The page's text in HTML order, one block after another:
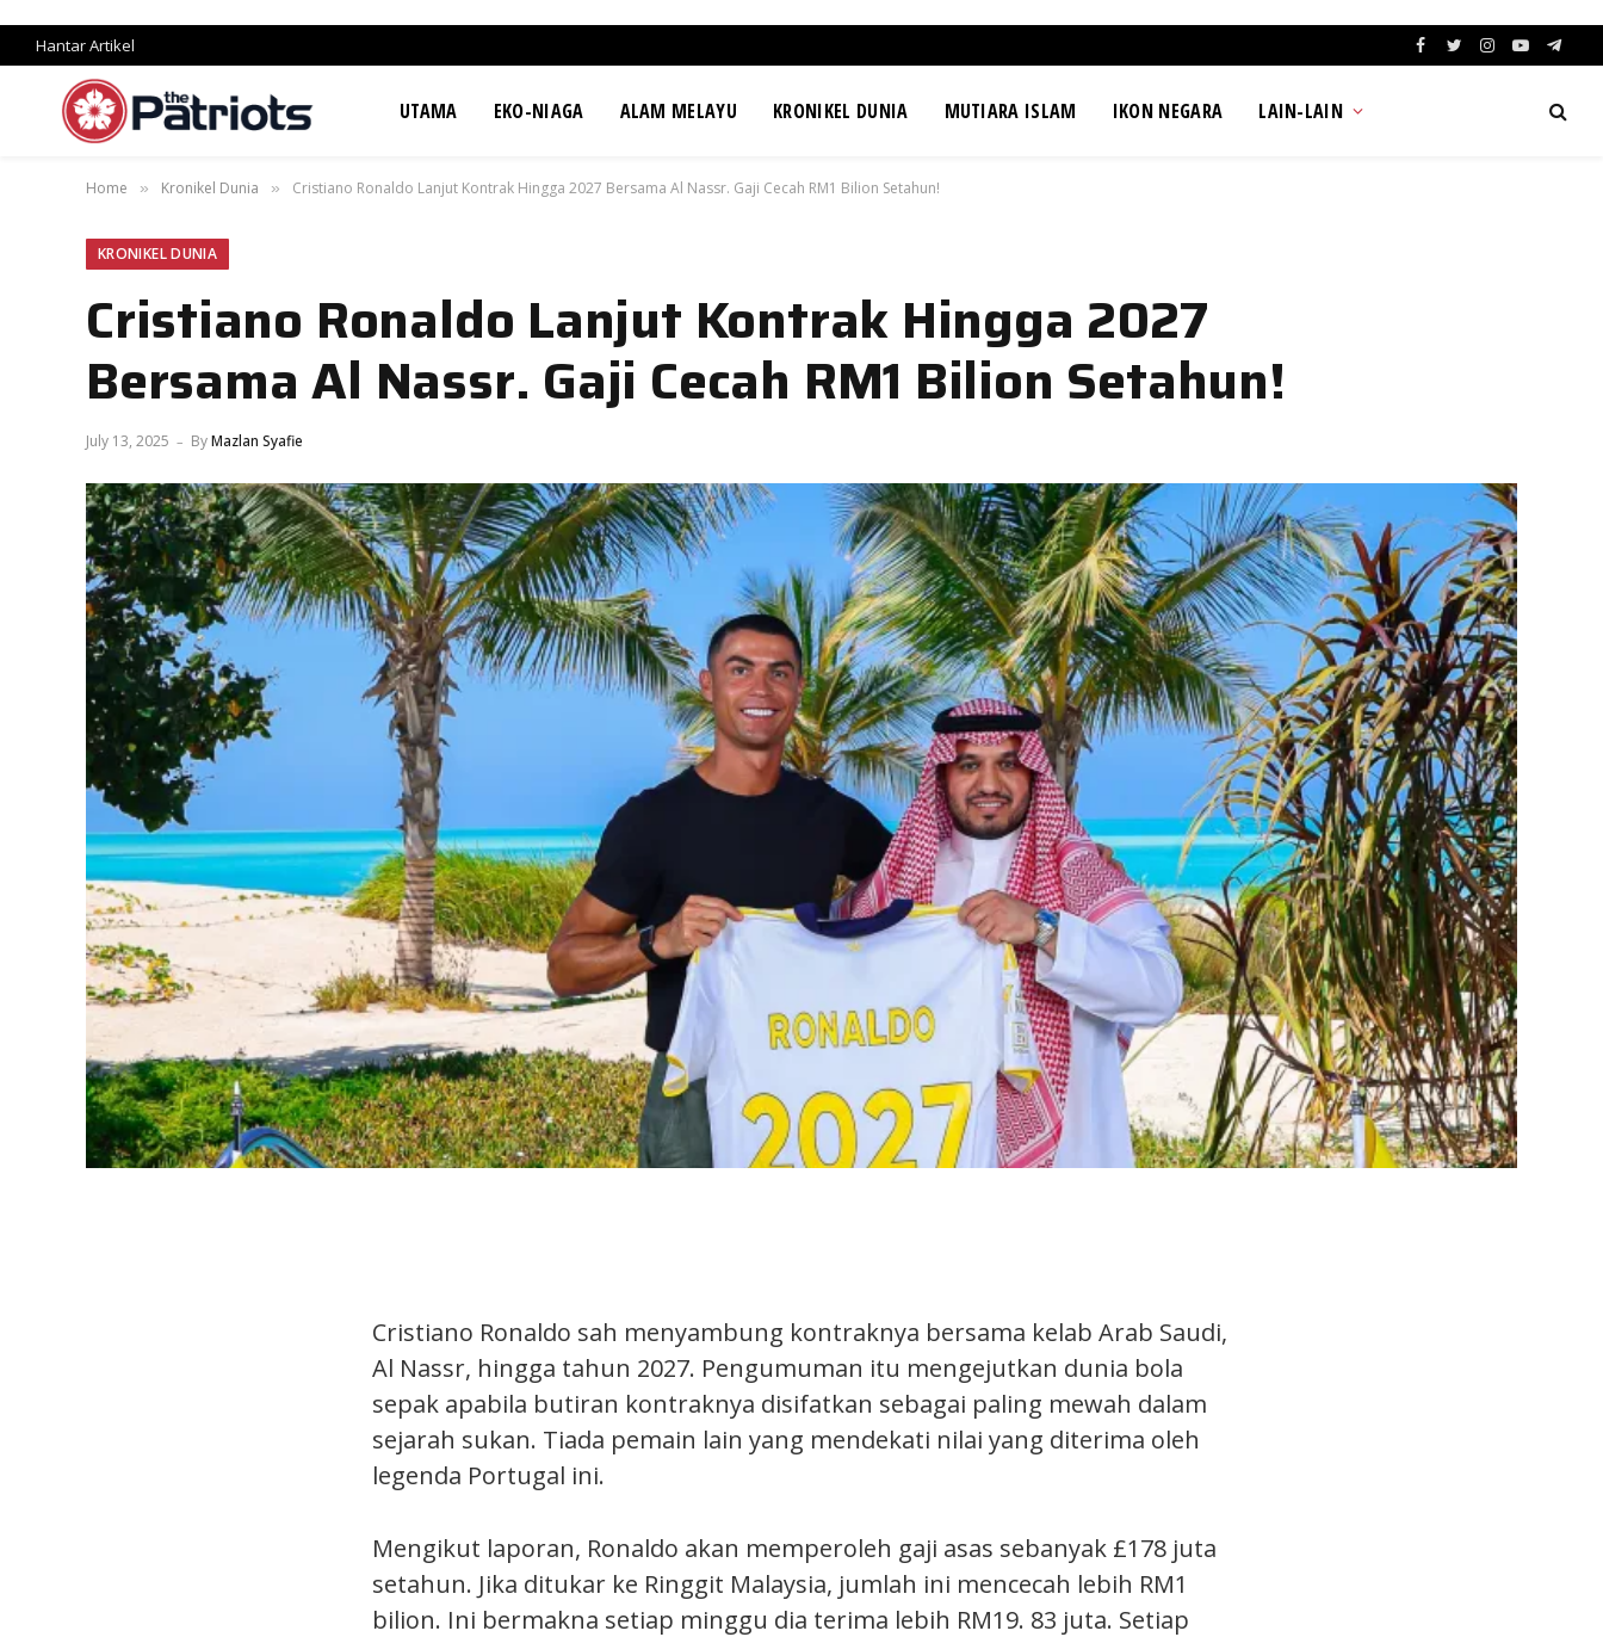
Hantar Artikel Facebook
TwitterInstagram
YouTube
UTAMA EKO-NIAGA ALAM MELAYU KRONIKEL DUNIA MUTIARA ISLAM IKON NEGARA LAIN-LAIN
Home » Kronikel Dunia » Cristiano Ronaldo Lanjut Kontrak Hingga 2027 Bersama Al Nassr. Gaji Cecah RM1 Bilion Setahun!
KRONIKEL DUNIA
Cristiano Ronaldo Lanjut Kontrak Hingga 2027
Bersama Al Nassr. Gaji Cecah RM1 Bilion Setahun!
July 13, 2025 ByMazlan Syafie
Cristiano Ronaldo sah menyambung kontraknya bersama kelab Arab Saudi,
Al Nassr, hingga tahun 2027. Pengumuman itu mengejutkan dunia bola
sepak apabila butiran kontraknya disifatkan sebagai paling mewah dalam
sejarah sukan. Tiada pemain lain yang mendekati nilai yang diterima oleh
legenda Portugal ini.
Mengikut laporan, Ronaldo akan memperoleh gaji asas sebanyak £178 juta
setahun. Jika ditukar ke Ringgit Malaysia, jumlah ini mencecah lebih RM1
bilion. Ini bermakna setiap minggu dia terima lebih RM19. 83 juta. Setiap